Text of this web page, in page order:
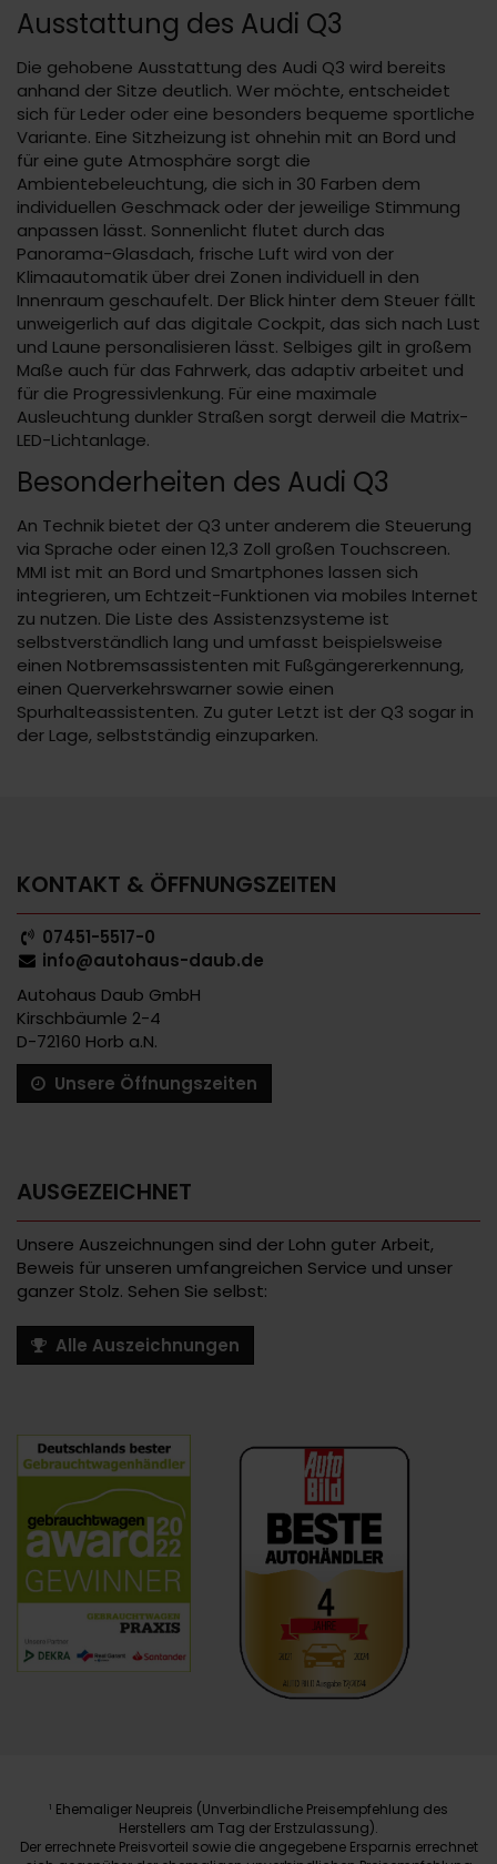
Ausstattung des Audi Q3
Die gehobene Ausstattung des Audi Q3 wird bereits
anhand der Sitze deutlich. Wer möchte, entscheidet
sich für Leder oder eine besonders bequeme sportliche
Variante. Eine Sitzheizung ist ohnehin mit an Bord und
für eine gute Atmosphäre sorgt die
Ambientebeleuchtung, die sich in 30 Farben dem
individuellen Geschmack oder der jeweilige Stimmung
anpassen lässt. Sonnenlicht flutet durch das
Panorama-Glasdach, frische Luft wird von der
Klimaautomatik über drei Zonen individuell in den
Innenraum geschaufelt. Der Blick hinter dem Steuer fällt
unweigerlich auf das digitale Cockpit, das sich nach Lust
und Laune personalisieren lässt. Selbiges gilt in großem
Maße auch für das Fahrwerk, das adaptiv arbeitet und
für die Progressivlenkung. Für eine maximale
Ausleuchtung dunkler Straßen sorgt derweil die Matrix-
LED-Lichtanlage.
Besonderheiten des Audi Q3
An Technik bietet der Q3 unter anderem die Steuerung
via Sprache oder einen 12,3 Zoll großen Touchscreen.
MMI ist mit an Bord und Smartphones lassen sich
integrieren, um Echtzeit-Funktionen via mobiles Internet
zu nutzen. Die Liste des Assistenzsysteme ist
selbstverständlich lang und umfasst beispielsweise
einen Notbremsassistenten mit Fußgängererkennung,
einen Querverkehrswarner sowie einen
Spurhalteassistenten. Zu guter Letzt ist der Q3 sogar in
der Lage, selbstständig einzuparken.
KONTAKT & ÖFFNUNGSZEITEN
07451-5517-0
info@autohaus-daub.de
Autohaus Daub GmbH
Kirschbäumle 2-4
D-72160 Horb a.N.
Unsere Öffnungszeiten
AUSGEZEICHNET
Unsere Auszeichnungen sind der Lohn guter Arbeit,
Beweis für unseren umfangreichen Service und unser
ganzer Stolz. Sehen Sie selbst:
Alle Auszeichnungen
1 Ehemaliger Neupreis (Unverbindliche Preisempfehlung des
Herstellers am Tag der Erstzulassung).
Der errechnete Preisvorteil sowie die angegebene Ersparnis errechnet